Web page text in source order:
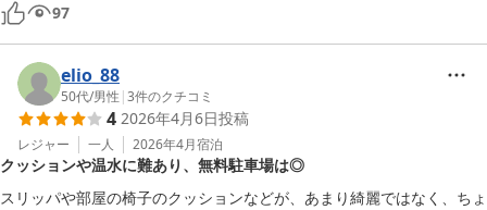
97
elio_88
50代/男性 |3件のクチコミ
4 2026年4月6日投稿
レジャー 一人 2026年4月宿泊
クッションや温水に難あり、無料駐車場は◎
スリッパや部屋の椅子のクッションなどが、あまり綺麗ではなく、ちょ